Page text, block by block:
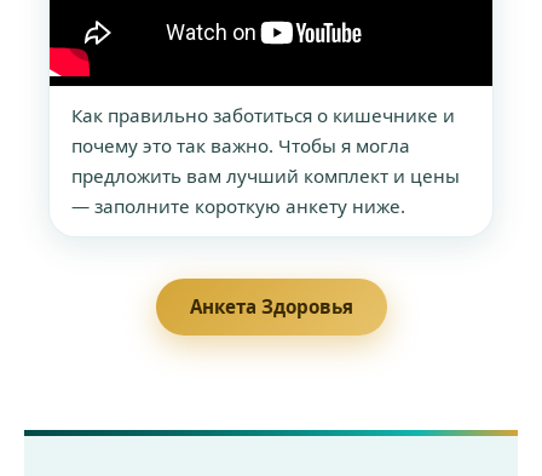
Как правильно заботиться о кишечнике и
почему это так важно. Чтобы я могла
предложить вам лучший комплект и цены
— заполните короткую анкету ниже.
Анкета Здоровья